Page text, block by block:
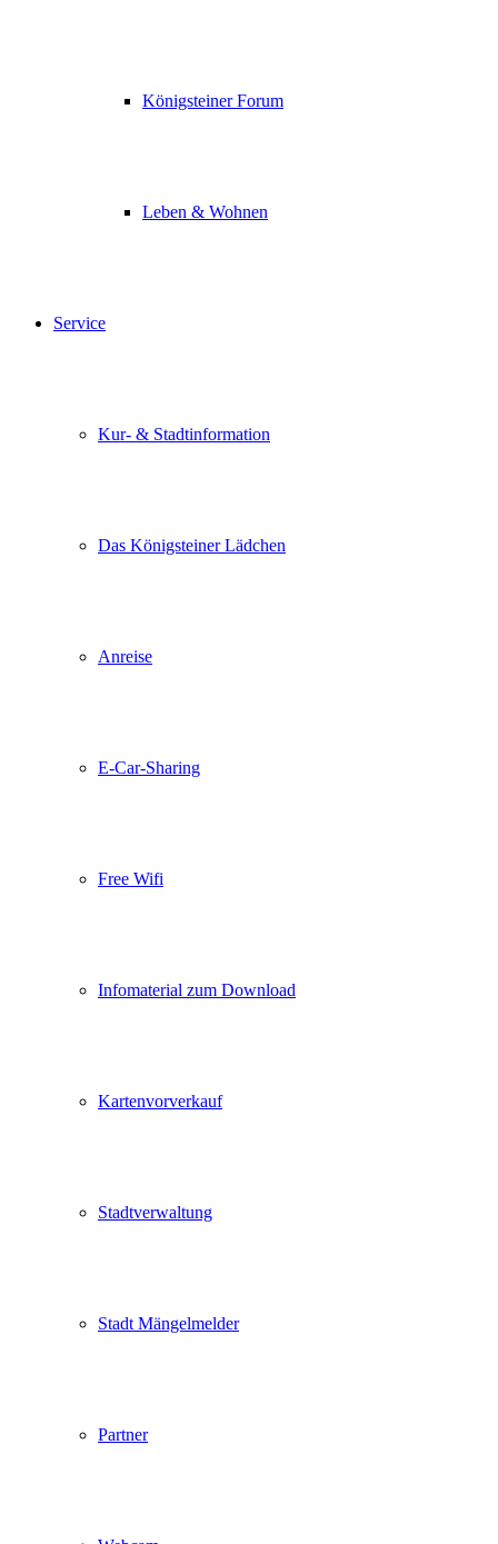
Königsteiner Forum
Leben & Wohnen
Service
Kur- & Stadtinformation
Das Königsteiner Lädchen
Anreise
E-Car-Sharing
Free Wifi
Infomaterial zum Download
Kartenvorverkauf
Stadtverwaltung
Stadt Mängelmelder
Partner